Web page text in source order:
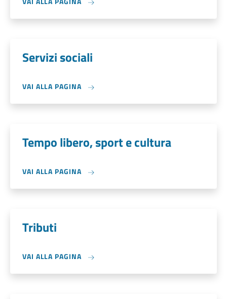
Servizi sociali
VAI ALLA PAGINA
Tempo libero, sport e cultura
VAI ALLA PAGINA
Tributi
VAI ALLA PAGINA